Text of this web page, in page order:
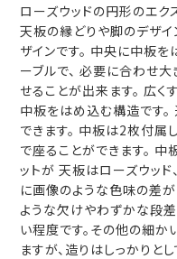
ローズウッドの円形のエク
天板の縁どりや脚のデザイ
ザインです。 中央に中板
ーブルで、 必要に合わせ
せることが出来ます。 広
中板をはめ込む構造です
できます。 中板は2枚付属
で座ることができます。
ットが 天板はローズウッ
に画像のような色味の差
ような欠けやわずかな段
い程度です。その他の細
ますが、造りはしっかりと